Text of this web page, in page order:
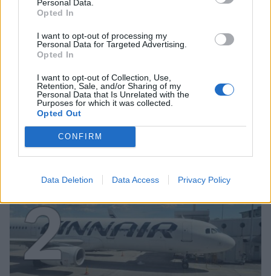
Personal Data.
Opted In
I want to opt-out of processing my
Personal Data for Targeted Advertising.
Opted In
I want to opt-out of Collection, Use,
Retention, Sale, and/or Sharing of my
Personal Data that Is Unrelated with the
Purposes for which it was collected.
Opted Out
CONFIRM
Data Deletion Data Access Privacy Policy
UUTISET
Leskeneläke ei kuulu kaikille –
Kela muistuttaa tärkeästä
ikärajasta
2